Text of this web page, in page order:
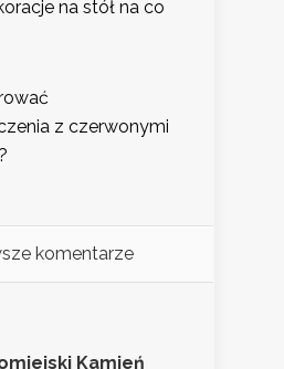
na stół na co
z czerwonymi
komentarze
Kamień